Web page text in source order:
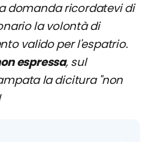
domanda ricordatevi di
la volontà di
valido per l'espatrio.
espressa, sul
la dicitura "non